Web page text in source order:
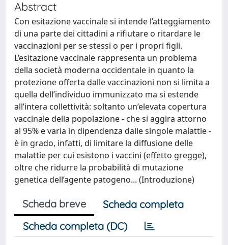
Abstract
Con esitazione vaccinale si intende l’atteggiamento
di una parte dei cittadini a rifiutare o ritardare le
vaccinazioni per se stessi o per i propri figli.
L’esitazione vaccinale rappresenta un problema
della società moderna occidentale in quanto la
protezione offerta dalle vaccinazioni non si limita a
quella dell’individuo immunizzato ma si estende
all’intera collettività: soltanto un’elevata copertura
vaccinale della popolazione - che si aggira attorno
al 95% e varia in dipendenza dalle singole malattie -
è in grado, infatti, di limitare la diffusione delle
malattie per cui esistono i vaccini (effetto gregge),
oltre che ridurre la probabilità di mutazione
genetica dell’agente patogeno... (Introduzione)
Scheda breve
Scheda completa
Scheda completa (DC)